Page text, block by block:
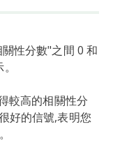
性分數"之間 0 和
較高的相關性分
好的信號,表明您